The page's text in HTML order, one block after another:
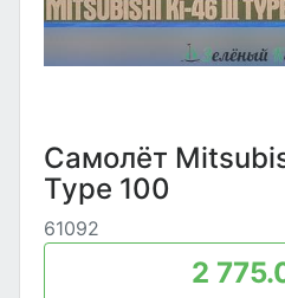
Самолёт
Type 100
61092
2